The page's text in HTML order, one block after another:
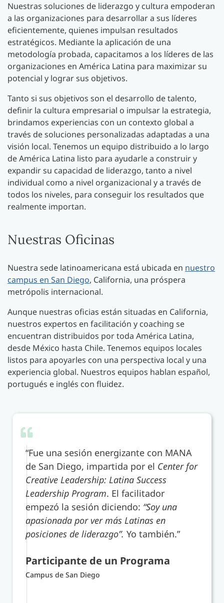
Nuestras soluciones de liderazgo y cultura empoderan
a las organizaciones para desarrollar a sus líderes
eficientemente, quienes impulsan resultados
estratégicos. Mediante la aplicación de una
metodología probada, capacitamos a los líderes de las
organizaciones en América Latina para maximizar su
potencial y lograr sus objetivos.
Tanto si sus objetivos son el desarrollo de talento,
definir la cultura empresarial o impulsar la estrategia,
brindamos experiencias con un contexto global a
través de soluciones personalizadas adaptadas a una
visión local. Tenemos un equipo distribuido a lo largo
de América Latina listo para ayudarle a construir y
expandir su capacidad de liderazgo, tanto a nivel
individual como a nivel organizacional y a través de
todos los niveles, para conseguir los resultados que
realmente importan.
Nuestras Oficinas
Nuestra sede latinoamericana está ubicada en nuestro
campus en San Diego, California, una próspera
metrópolis internacional.
Aunque nuestras oficias están situadas en California,
nuestros expertos en facilitación y coaching se
encuentran distribuidos por toda América Latina,
desde México hasta Chile. Tenemos equipos locales
listos para apoyarles con una perspectiva local y una
experiencia global. Nuestros equipos hablan español,
portugués e inglés con fluidez.
“Fue una sesión energizante con MANA
de San Diego, impartida por el Center for
Creative Leadership: Latina Success
Leadership Program. El facilitador
empezó la sesión diciendo: “Soy una
apasionada por ver más Latinas en
posiciones de liderazgo”. Yo también.”
Participante de un Programa
Campus de San Diego